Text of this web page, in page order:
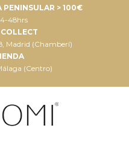
PENINSULAR > 100€
48hrs
Madrid (Chamberí)
(Centro)